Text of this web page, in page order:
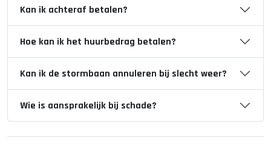
Kan ik achteraf betalen?
Hoe kan ik het huurbedrag betalen?
Kan ik de stormbaan annuleren bij slecht weer?
Wie is aansprakelijk bij schade?